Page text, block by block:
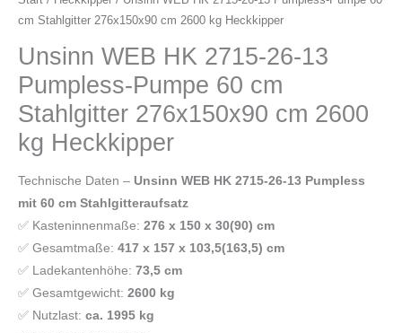
cm Stahlgitter 276x150x90 cm 2600 kg Heckkipper
Unsinn WEB HK 2715-26-13
Pumpless-Pumpe 60 cm
Stahlgitter 276x150x90 cm 2600
kg Heckkipper
Technische Daten – Unsinn WEB HK 2715-26-13 Pumpless
mit 60 cm Stahlgitteraufsatz
✅ Kasteninnenmaße: 276 x 150 x 30(90) cm
✅ Gesamtmaße: 417 x 157 x 103,5(163,5) cm
✅ Ladekantenhöhe: 73,5 cm
✅ Gesamtgewicht: 2600 kg
✅ Nutzlast: ca. 1995 kg